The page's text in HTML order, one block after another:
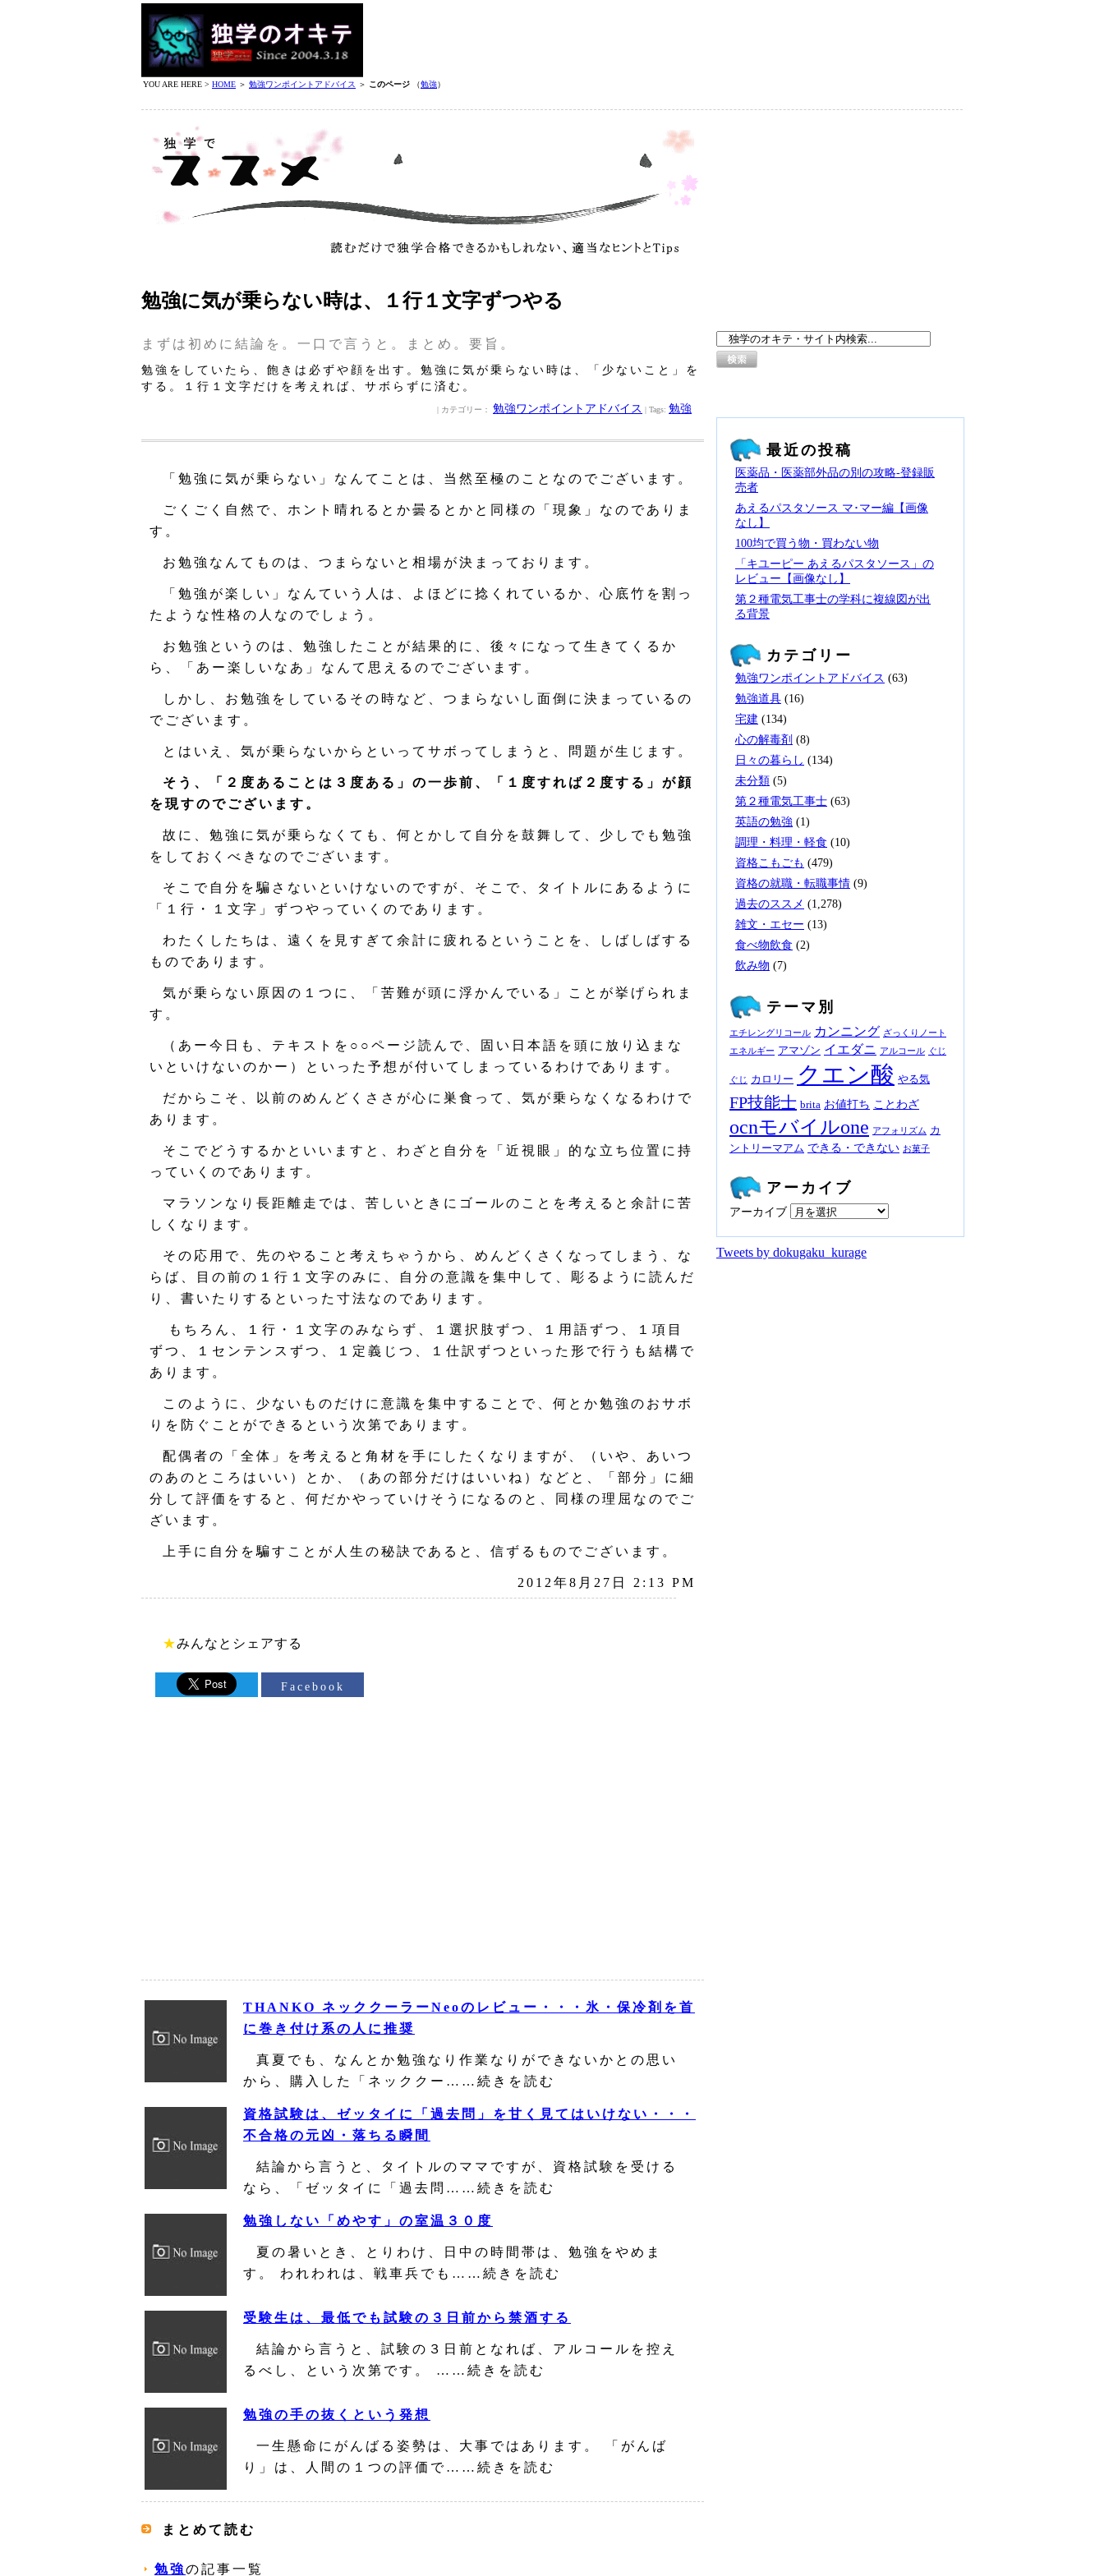
YOU ARE HERE > HOME ＞ 勉強ワンポイントアドバイス ＞ このページ （勉強）
勉強に気が乗らない時は、１行１文字ずつやる
まずは初めに結論を。一口で言うと。まとめ。要旨。
勉強をしていたら、飽きは必ずや顔を出す。勉強に気が乗らない時は、「少ないこと」を
する。１行１文字だけを考えれば、サボらずに済む。
| カテゴリー： 勉強ワンポイントアドバイス | Tags: 勉強
「勉強に気が乗らない」なんてことは、当然至極のことなのでございます。
ごくごく自然で、ホント晴れるとか曇るとかと同様の「現象」なのでありま
す。
お勉強なんてものは、つまらないと相場が決まっております。
「勉強が楽しい」なんていう人は、よほどに捻くれているか、心底竹を割っ
たような性格の人なのでしょう。
お勉強というのは、勉強したことが結果的に、後々になって生きてくるか
ら、「あー楽しいなあ」なんて思えるのでございます。
しかし、お勉強をしているその時など、つまらないし面倒に決まっているの
でございます。
とはいえ、気が乗らないからといってサボってしまうと、問題が生じます。
そう、「２度あることは３度ある」の一歩前、「１度すれば２度する」が顔
を現すのでございます。
故に、勉強に気が乗らなくても、何とかして自分を鼓舞して、少しでも勉強
をしておくべきなのでございます。
そこで自分を騙さないといけないのですが、そこで、タイトルにあるように
「１行・１文字」ずつやっていくのであります。
わたくしたちは、遠くを見すぎて余計に疲れるということを、しばしばする
ものであります。
気が乗らない原因の１つに、「苦難が頭に浮かんでいる」ことが挙げられま
す。
（あー今日も、テキストを○○ページ読んで、固い日本語を頭に放り込まな
いといけないのかー）といった予想が付いてしまっているわけであります。
だからこそ、以前のめんどくささが心に巣食って、気が乗らなくなるわけで
あります。
そこでどうするかといいますと、わざと自分を「近視眼」的な立ち位置に持
っていくのであります。
マラソンなり長距離走では、苦しいときにゴールのことを考えると余計に苦
しくなります。
その応用で、先のやること考えちゃうから、めんどくさくなってしまう、な
らば、目の前の１行１文字のみに、自分の意識を集中して、彫るように読んだ
り、書いたりするといった寸法なのであります。
もちろん、１行・１文字のみならず、１選択肢ずつ、１用語ずつ、１項目
ずつ、１センテンスずつ、１定義じつ、１仕訳ずつといった形で行うも結構で
あります。
このように、少ないものだけに意識を集中することで、何とか勉強のおサボ
りを防ぐことができるという次第であります。
配偶者の「全体」を考えると角材を手にしたくなりますが、（いや、あいつ
のあのところはいい）とか、（あの部分だけはいいね）などと、「部分」に細
分して評価をすると、何だかやっていけそうになるのと、同様の理屈なのでご
ざいます。
上手に自分を騙すことが人生の秘訣であると、信ずるものでございます。
2012年8月27日 2:13 PM
★みんなとシェアする
Facebook
THANKO ネッククーラーNeoのレビュー・・・氷・保冷剤を首
に巻き付け系の人に推奨
真夏でも、なんとか勉強なり作業なりができないかとの思い
から、購入した「ネッククー……続きを読む
資格試験は、ゼッタイに「過去問」を甘く見てはいけない・・・
不合格の元凶・落ちる瞬間
結論から言うと、タイトルのママですが、資格試験を受ける
なら、「ゼッタイに「過去問……続きを読む
勉強しない「めやす」の室温３０度
夏の暑いとき、とりわけ、日中の時間帯は、勉強をやめま
す。 われわれは、戦車兵でも……続きを読む
受験生は、最低でも試験の３日前から禁酒する
結論から言うと、試験の３日前となれば、アルコールを控え
るべし、という次第です。 ……続きを読む
勉強の手の抜くという発想
一生懸命にがんばる姿勢は、大事ではあります。 「がんば
り」は、人間の１つの評価で……続きを読む
まとめて読む
勉強の記事一覧
最近の投稿
医薬品・医薬部外品の別の攻略‐登録販
売者
あえるパスタソース マ･マー編【画像
なし】
100均で買う物・買わない物
「キユーピー あえるパスタソース」の
レビュー【画像なし】
第２種電気工事士の学科に複線図が出
る背景
カテゴリー
勉強ワンポイントアドバイス (63)
勉強道具 (16)
宅建 (134)
心の解毒剤 (8)
日々の暮らし (134)
未分類 (5)
第２種電気工事士 (63)
英語の勉強 (1)
調理・料理・軽食 (10)
資格こもごも (479)
資格の就職・転職事情 (9)
過去のススメ (1,278)
雑文・エセー (13)
食べ物飲食 (2)
飲み物 (7)
テーマ別
エチレングリコール カンニング ざっくりノート
エネルギー アマゾン イエダニ アルコール ぐじ
ぐじ カロリー クエン酸 やる気
FP技能士 brita お値打ち ことわざ
ocnモバイルone アフォリズム カ
ントリーマアム できる・できない お菓子
アーカイブ
アーカイブ
Tweets by dokugaku_kurage